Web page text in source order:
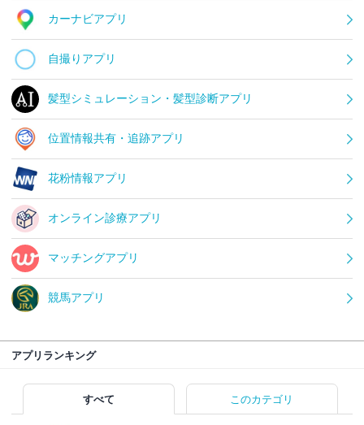
カーナビアプリ
自撮りアプリ
髪型シミュレーション・髪型診断アプリ
位置情報共有・追跡アプリ
花粉情報アプリ
オンライン診療アプリ
マッチングアプリ
競馬アプリ
アプリランキング
すべて このカテゴリ